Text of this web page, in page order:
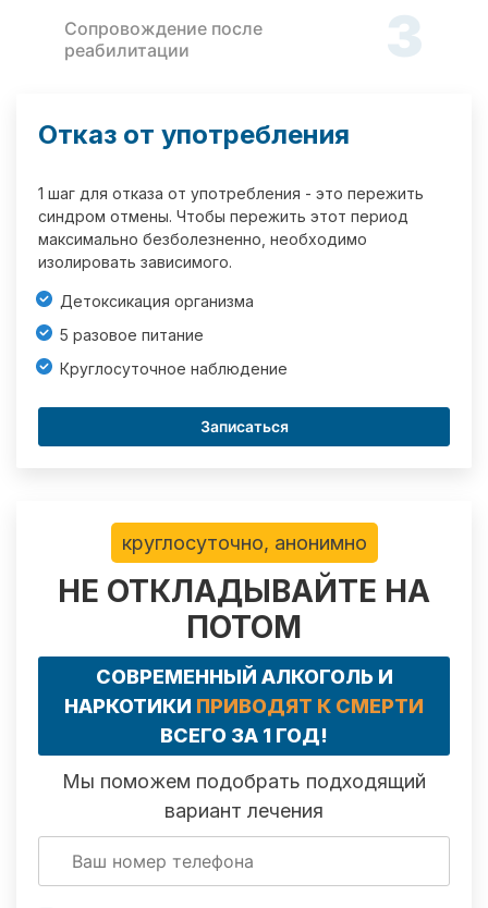
Сопровождение после
реабилитации
3
Отказ от употребления
1 шаг для отказа от употребления - это пережить
синдром отмены. Чтобы пережить этот период
максимально безболезненно, необходимо
изолировать зависимого.
Детоксикация организма
5 разовое питание
Круглосуточное наблюдение
Записаться
круглосуточно, анонимно
НЕ ОТКЛАДЫВАЙТЕ НА
ПОТОМ
СОВРЕМЕННЫЙ АЛКОГОЛЬ И
НАРКОТИКИ ПРИВОДЯТ К СМЕРТИ
ВСЕГО ЗА 1 ГОД!
Мы поможем подобрать подходящий
вариант лечения